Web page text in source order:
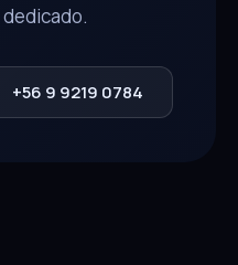
+56 9 9219 0784